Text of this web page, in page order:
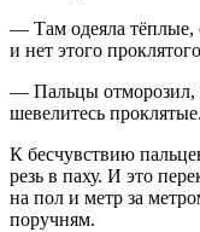
— Там одеяла тёплые,
и нет этого
— Пальцы отморозил,
шевелитесь проклятые.
К бесчувствию
резь в паху. И это
на пол и метр за
поручням.